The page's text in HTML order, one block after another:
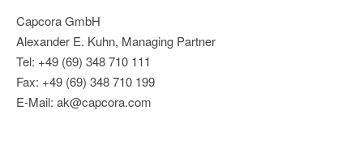
Capcora GmbH
Alexander E. Kuhn, Managing Partner
Tel: +49 (69) 348 710 111
Fax: +49 (69) 348 710 199
E-Mail: ak@capcora.com